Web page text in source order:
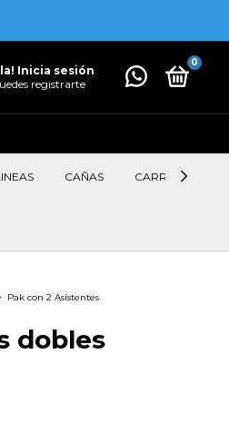
Inicia sesión
registrarte
0
CAÑAS CARRETES
Pak con 2 Asistentes
dobles